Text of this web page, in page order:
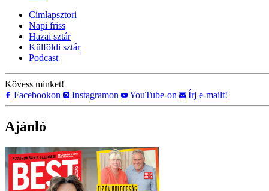
Címlapsztori
Napi friss
Hazai sztár
Külföldi sztár
Podcast
Kövess minket!
Facebookon
Instagramon YouTube-on Írj e-mailt!
Ajánló